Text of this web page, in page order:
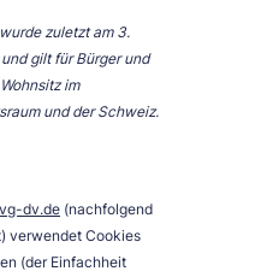
zuletzt am 3.
gilt für Bürger und
im
und der Schweiz.
dv.de (nachfolgend
verwendet Cookies
(der Einfachheit